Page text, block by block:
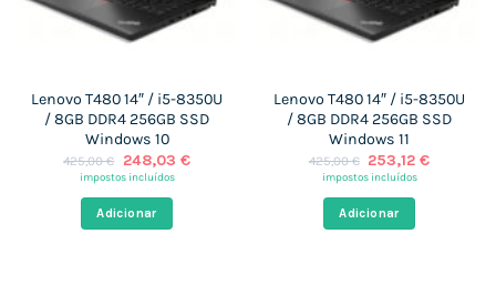
Lenovo T480 14″ / i5-8350U
/ 8GB DDR4 256GB SSD
Windows 10
425,00€
O
preço
era:
425,00 €.
248,03 €O
impostos incluídos
Adicionar
Lenovo T480 14″ / i5-8350U
/ 8GB DDR4 256GB SSD
Windows 11
425,00€ O
preço
era:
425,00 €.
253,12€O
impostos incluídos
Adicionar